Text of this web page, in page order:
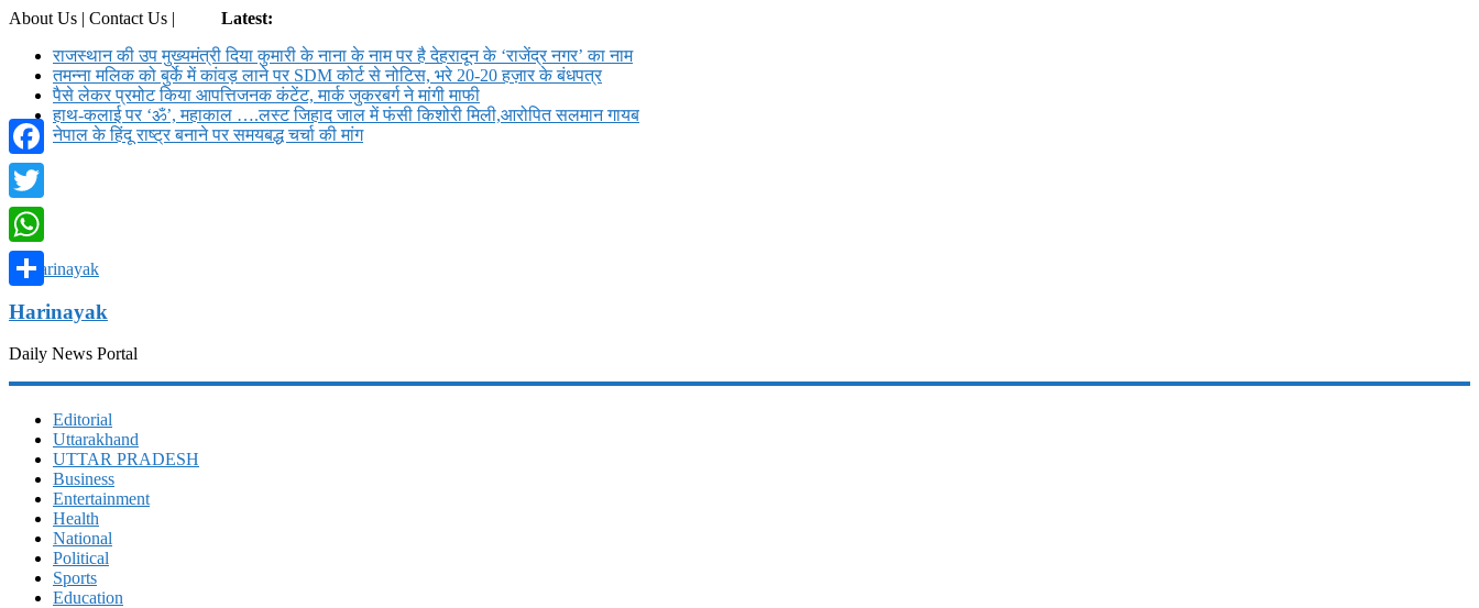
About Us | Contact Us |
Latest:
राजस्थान की उप मुख्यमंत्री दिया कुमारी के नाना के नाम पर है देहरादून के ‘राजेंद्र नगर’ का नाम
तमन्ना मलिक को बुर्के में कांवड़ लाने पर SDM कोर्ट से नोट‍िस, भरे 20-20 हज़ार के बंधपत्र
पैसे लेकर प्रमोट क‍िया आपत्तिजनक कंटेंट, मार्क जुकरबर्ग ने मांगी माफी
हाथ-कलाई पर ‘ॐ’, महाकाल ….लस्ट जिहाद जाल में फंसी किशोरी मिली,आरोपित सलमान गायब
नेपाल के हिंदू राष्ट्र बनाने पर समयबद्ध चर्चा की मांग
Harinayak
Daily News Portal
Editorial
Uttarakhand
UTTAR PRADESH
Business
Entertainment
Health
National
Political
Sports
Education
Facebook
Twitter
WhatsApp
Share